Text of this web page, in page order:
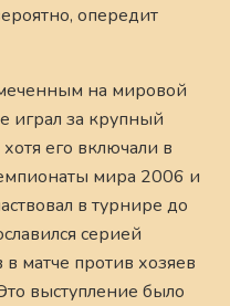
опередит
на мировой
играл за крупный
его включали в
мира 2006 и
в турнире до
серией
матче против хозяев
выступление было